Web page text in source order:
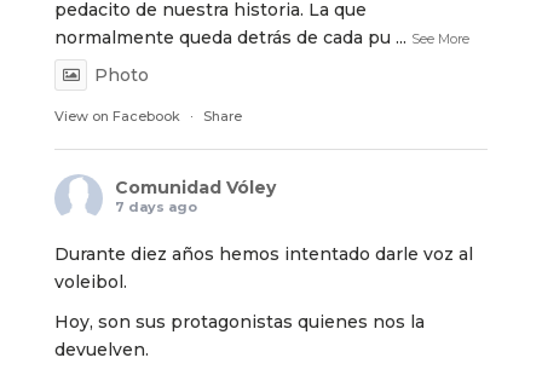
pedacito de nuestra historia. La que
normalmente queda detrás de cada pu ... See More
Photo
View on Facebook · Share
Comunidad Vóley
7 days ago
Durante diez años hemos intentado darle voz al
voleibol.
Hoy, son sus protagonistas quienes nos la
devuelven.